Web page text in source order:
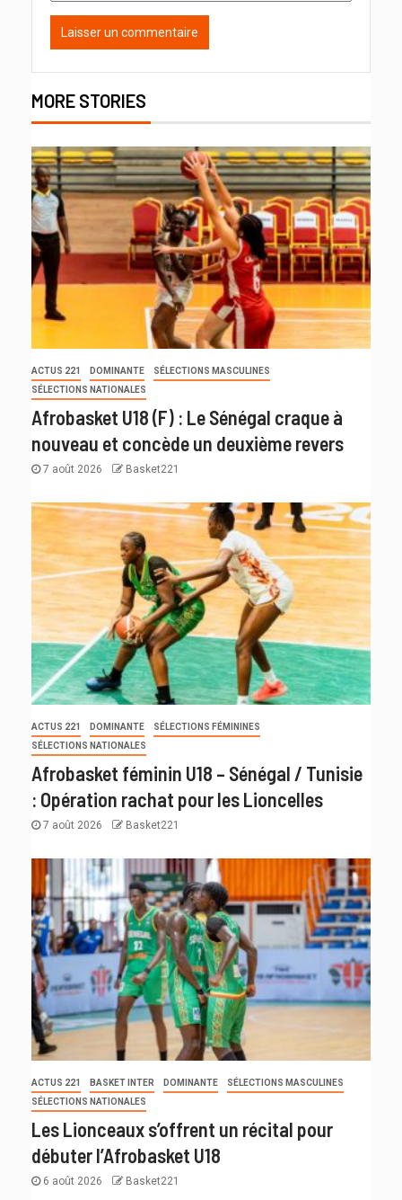
MORE STORIES
ACTUS 221 DOMINANTE
SÉLECTIONS MASCULINES
SÉLECTIONS NATIONALES
Afrobasket U18 (F) : Le Sénégal craque à
nouveau et concède un deuxième revers
7 août 2026 Basket221
ACTUS 221 DOMINANTE
SÉLECTIONS FÉMININES
SÉLECTIONS NATIONALES
Afrobasket féminin U18 – Sénégal / Tunisie
: Opération rachat pour les Lioncelles
7 août 2026 Basket221
ACTUS 221 BASKET INTER DOMINANTE
SÉLECTIONS MASCULINES
SÉLECTIONS NATIONALES
Les Lionceaux s’offrent un récital pour
débuter l’Afrobasket U18
6 août 2026 Basket221